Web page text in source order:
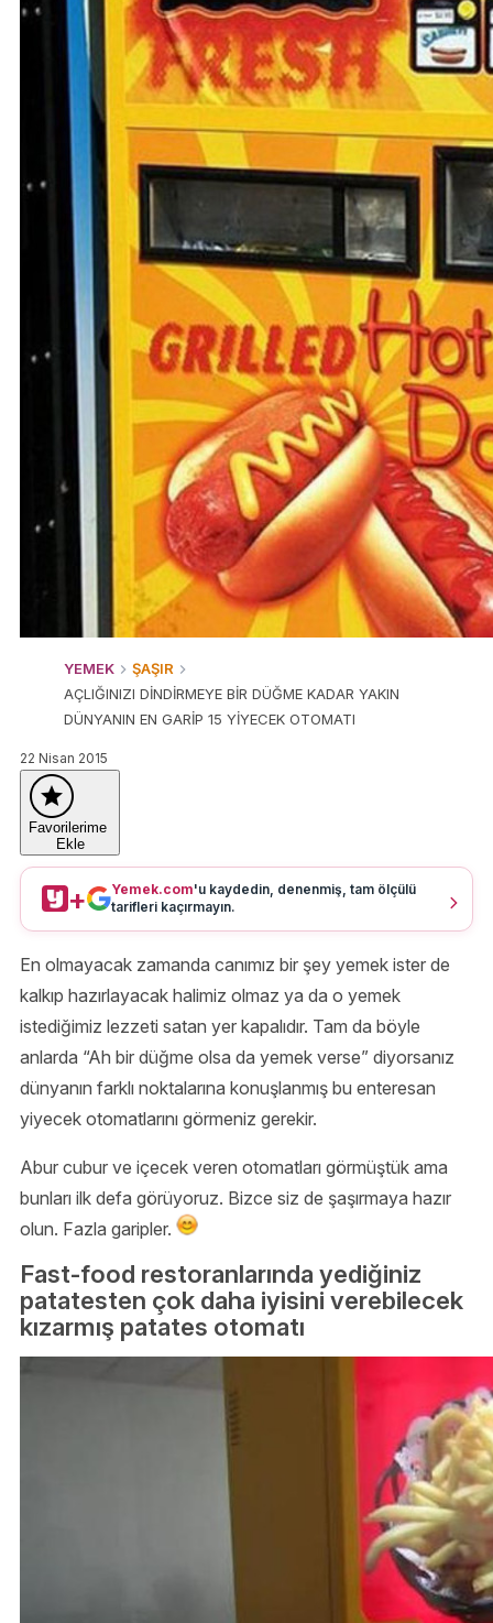
YEMEK
ŞAŞIR
AÇLIĞINIZI DİNDİRMEYE BİR DÜĞME KADAR YAKIN
DÜNYANIN EN GARİP 15 YİYECEK OTOMATI
22 Nisan 2015
Favorilerime
Ekle
+ Yemek.com'u kaydedin, denenmiş, tam ölçülü
tarifleri kaçırmayın.
En olmayacak zamanda canımız bir şey yemek ister de
kalkıp hazırlayacak halimiz olmaz ya da o yemek
istediğimiz lezzeti satan yer kapalıdır. Tam da böyle
anlarda “Ah bir düğme olsa da yemek verse” diyorsanız
dünyanın farklı noktalarına konuşlanmış bu enteresan
yiyecek otomatlarını görmeniz gerekir.
Abur cubur ve içecek veren otomatları görmüştük ama
bunları ilk defa görüyoruz. Bizce siz de şaşırmaya hazır
olun. Fazla garipler.
Fast-food restoranlarında yediğiniz
patatesten çok daha iyisini verebilecek
kızarmış patates otomatı